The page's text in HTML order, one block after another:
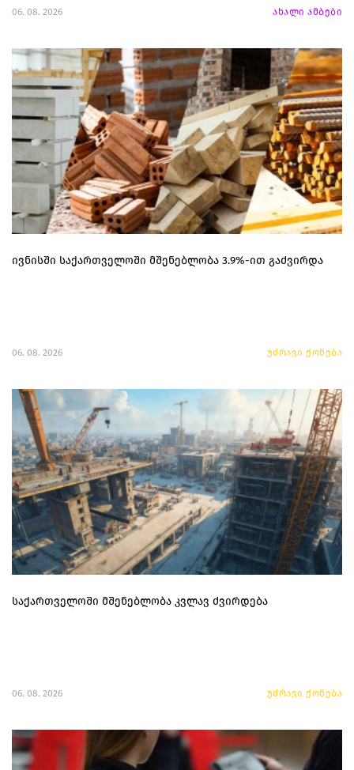
06. 08. 2026 ახალი ამბები
ივნისში საქართველოში მშენებლობა 3.9%-ით გაძვირდა
06. 08. 2026 უძრავი ქონება
საქართველოში მშენებლობა კვლავ ძვირდება
06. 08. 2026 უძრავი ქონება